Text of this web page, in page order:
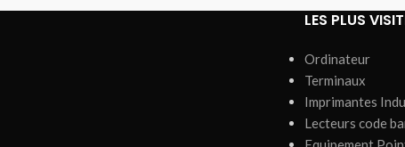
LES PLUS
Ordinateur
Terminaux
Imprimantes
Lecteurs code